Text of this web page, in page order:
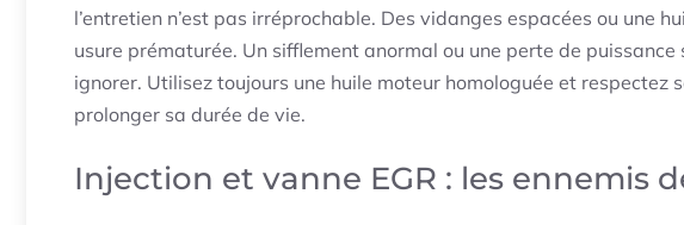
l’entretien n’est pas irréprochable. Des vidanges espacées ou une
usure prématurée. Un sifflement anormal ou une perte de
ignorer. Utilisez toujours une huile moteur homologuée et respectez
prolonger sa durée de vie.
Injection et vanne EGR : les ennemis